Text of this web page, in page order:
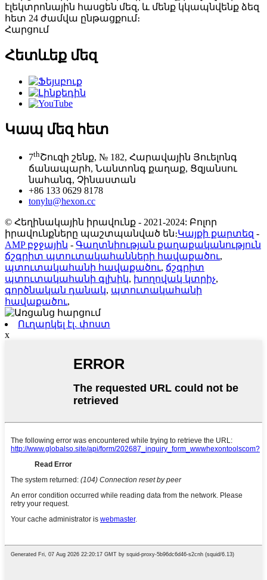
էլեկտրոնային հասցեն մեզ, և մենք կկապնվենք ձեզ
հետ 24 ժամվա ընթացքում։
Հարցում
Հետևեք մեզ
Կապ մեզ հետ
7thՇուզի շենք, № 182, Հարավային Յուելոնգ
ճանապարհ, Նանտոնգ քաղաք, Ցզյանսու
նահանգ, Չինաստան
+86 133 0629 8178
tonylu@hexon.cc
© Հեղինակային իրավունք - 2021-2024: Բոլոր
իրավունքները պաշտպանված են։Կայքի քարտեզ -
AMP բջջային - Գաղտնիության քաղաքականություն
ճշգրիտ պտուտակահանների հավաքածու,
պտուտակահանի հավաքածու, ճշգրիտ
պտուտակահանի գլխիկ, խողովակ կտրիչ,
գործնական դանակ, պտուտակահանի
հավաքածու,
Ուղարկել էլ. փոստ
x